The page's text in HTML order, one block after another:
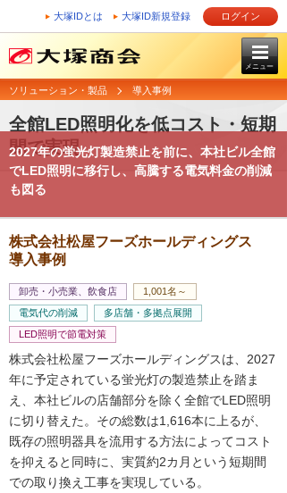
大塚IDとは 大塚ID新規登録 ログイン
メニュー
ソリューション・製品 導入事例
全館LED照明化を低コスト・短期
間で実現
2027年の蛍光灯製造禁止を前に、本社ビル全館
でLED照明に移行し、高騰する電気料金の削減
も図る
株式会社松屋フーズホールディングス
導入事例
卸売・小売業、飲食店
1,001名～
電気代の削減
多店舗・多拠点展開
LED照明で節電対策
株式会社松屋フーズホールディングスは、2027
年に予定されている蛍光灯の製造禁止を踏ま
え、本社ビルの店舗部分を除く全館でLED照明
に切り替えた。その総数は1,616本に上るが、
既存の照明器具を流用する方法によってコスト
を抑えると同時に、実質約2カ月という短期間
での取り換え工事を実現している。